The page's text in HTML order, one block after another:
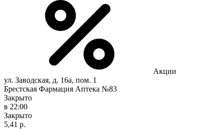
Акции
ул. Заводская, д. 16а, пом. 1
Брестская Фармация Аптека №83
Закрыто
в 22:00
Закрыто
5,41 р.